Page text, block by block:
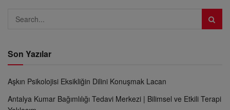
Son Yazılar
Aşkın Psikolojisi Eksikliğin Dilini Konuşmak Lacan
Antalya Kumar Bağımlılığı Tedavi Merkezi | Bilimsel ve Etkili Terapi